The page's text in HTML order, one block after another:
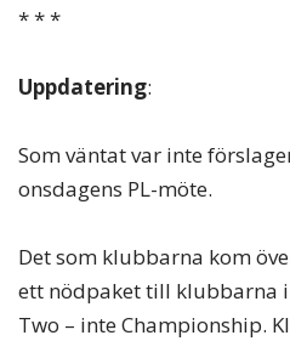
* * *
Uppdatering:
Som väntat var inte
onsdagens PL-möte.
Det som klubbarna kom
ett nödpaket till klubbarna i
Two – inte Championship.